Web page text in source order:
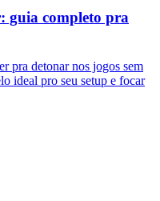
guia completo pra
pra detonar nos jogos sem
ideal pro seu setup e focar